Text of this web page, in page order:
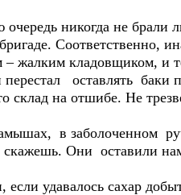
никогда не брали
Соответственно,
– жалким кладовщиком, и
оставлять баки
склад на отшибе. Не
в заболоченном
скажешь. Они оставили
удавалось сахар